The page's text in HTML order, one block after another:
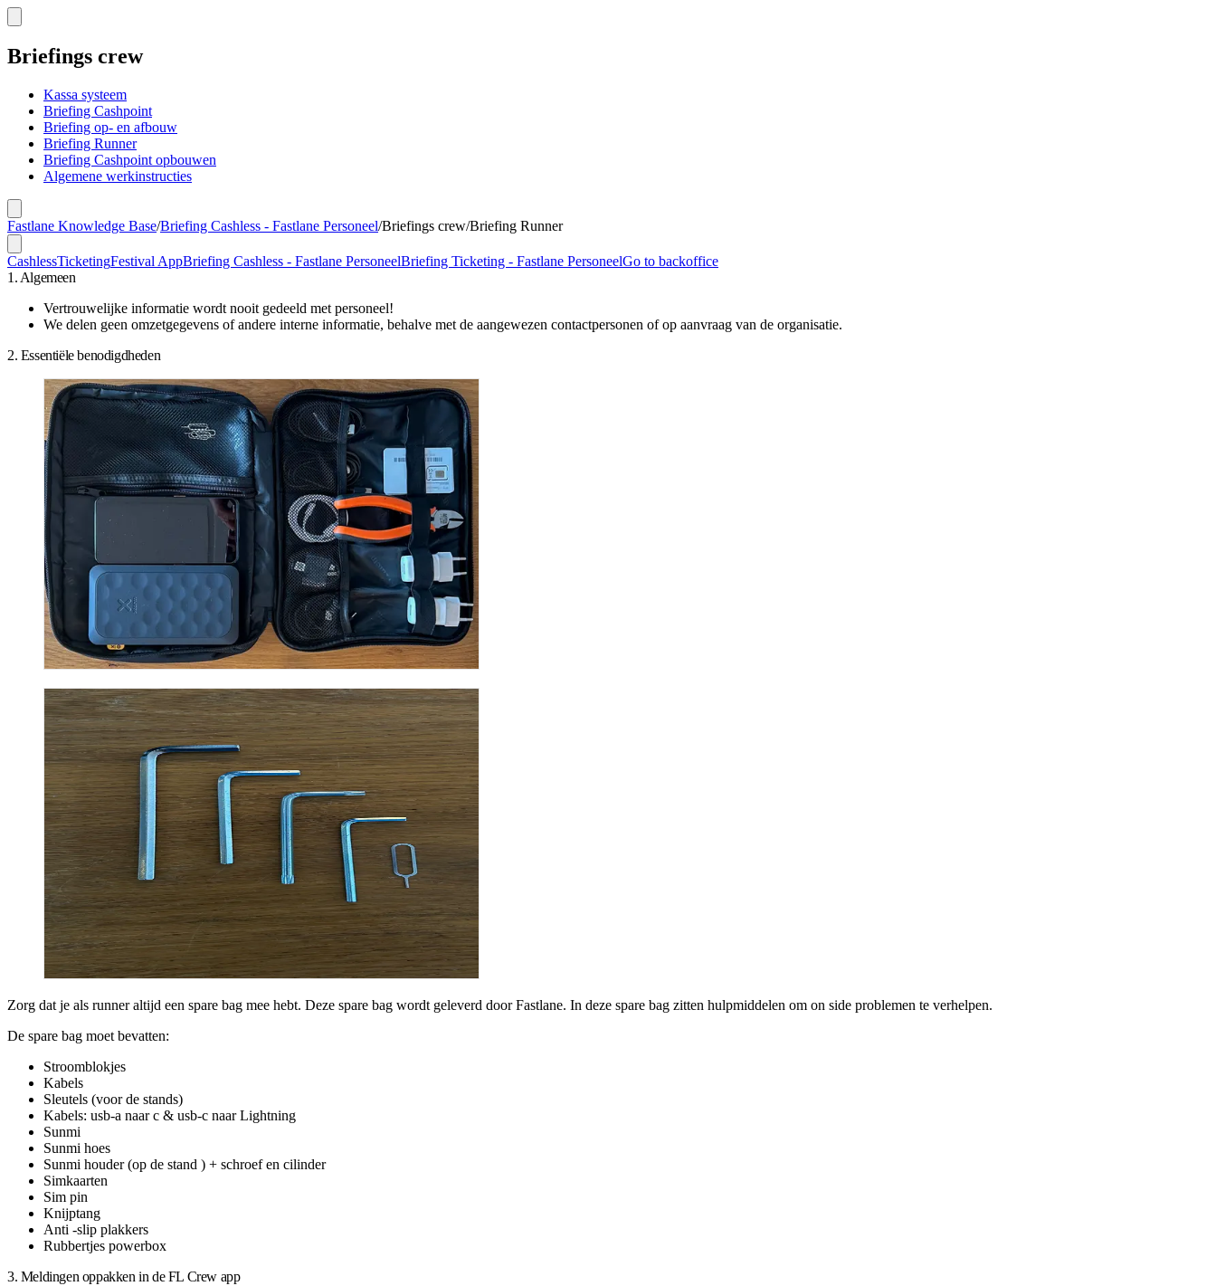
Briefings crew
Kassa systeem
Briefing Cashpoint
Briefing op- en afbouw
Briefing Runner
Briefing Cashpoint opbouwen
Algemene werkinstructies
Fastlane Knowledge Base/Briefing Cashless - Fastlane Personeel/Briefings crew/Briefing Runner
CashlessTicketingFestival AppBriefing Cashless - Fastlane PersoneelBriefing Ticketing - Fastlane PersoneelGo to backoffice
1. Algemeen
Vertrouwelijke informatie wordt nooit gedeeld met personeel!
We delen geen omzetgegevens of andere interne informatie, behalve met de aangewezen contactpersonen of op aanvraag van de organisatie.
2. Essentiële benodigdheden
Zorg dat je als runner altijd een spare bag mee hebt. Deze spare bag wordt geleverd door Fastlane. In deze spare bag zitten hulpmiddelen om on side problemen te verhelpen.
De spare bag moet bevatten:
Stroomblokjes
Kabels
Sleutels (voor de stands)
Kabels: usb-a naar c & usb-c naar Lightning
Sunmi
Sunmi hoes
Sunmi houder (op de stand ) + schroef en cilinder
Simkaarten
Sim pin
Knijptang
Anti -slip plakkers
Rubbertjes powerbox
3. Meldingen oppakken in de FL Crew app